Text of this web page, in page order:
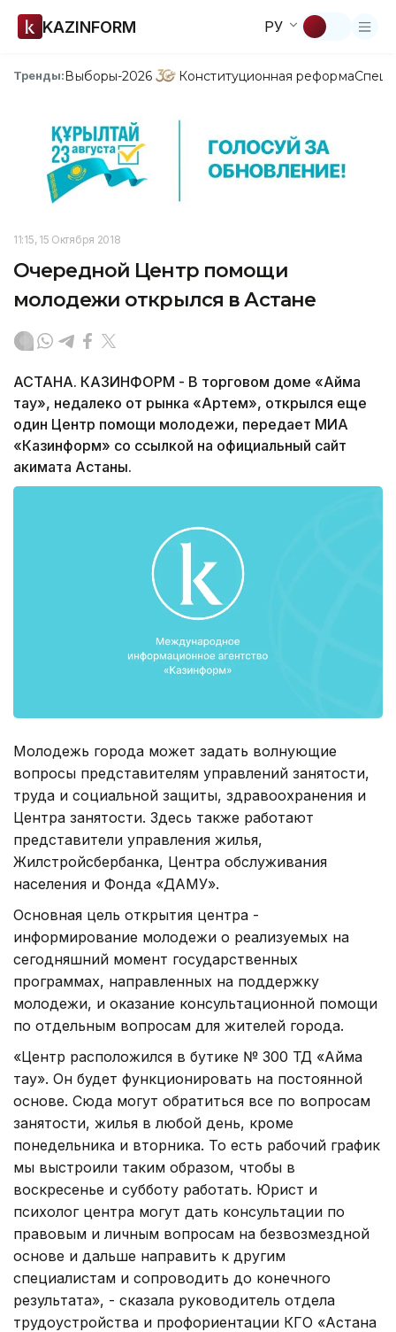
KAZINFORM РУ
Тренды:Выборы-2026 Конституционная реформа
11:15, 15 Октября 2018
Очередной Центр помощи
молодежи открылся в Астане
АСТАНА. КАЗИНФОРМ - В торговом доме «Аймақ
тау», недалеко от рынка «Артем», открылся еще
один Центр помощи молодежи, передает МИА
«Казинформ» со ссылкой на официальный сайт
акимата Астаны.
Молодежь города может задать волнующие
вопросы представителям управлений занятости,
труда и социальной защиты, здравоохранения и
Центра занятости. Здесь также работают
представители управления жилья,
Жилстройсбербанка, Центра обслуживания
населения и Фонда «ДАМУ».
Основная цель открытия центра -
информирование молодежи о реализуемых на
сегодняшний момент государственных
программах, направленных на поддержку
молодежи, и оказание консультационной помощи
по отдельным вопросам для жителей города.
«Центр расположился в бутике № 300 ТД «Аймақ
тау». Он будет функционировать на постоянной
основе. Сюда могут обратиться все по вопросам
занятости, жилья в любой день, кроме
понедельника и вторника. То есть рабочий график
мы выстроили таким образом, чтобы в
воскресенье и субботу работать. Юрист и
психолог центра могут дать консультации по
правовым и личным вопросам на безвозмездной
основе и дальше направить к другим
специалистам и сопроводить до конечного
результата», - сказала руководитель отдела
трудоустройства и профориентации КГО «Астана